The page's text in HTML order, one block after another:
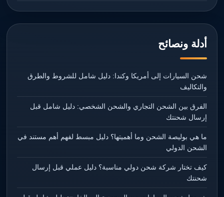
أدلة ونصائح
شحن السيارات إلى أمريكا وكندا: دليل شامل للشروط والطرق
والتكاليف
الفرق بين الشحن التجاري والشحن الشخصي: دليل شامل قبل
إرسال شحنتك
ما هي بوليصة الشحن وما أهميتها؟ دليل مبسط لفهم أهم مستند في
الشحن الدولي
كيف تختار شركة شحن دولي مناسبة؟ دليل عملي قبل إرسال
شحنتك